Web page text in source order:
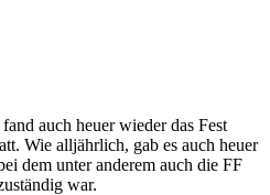
auch heuer wieder das Fest
Wie alljährlich, gab es auch heuer
dem unter anderem auch die FF
war.